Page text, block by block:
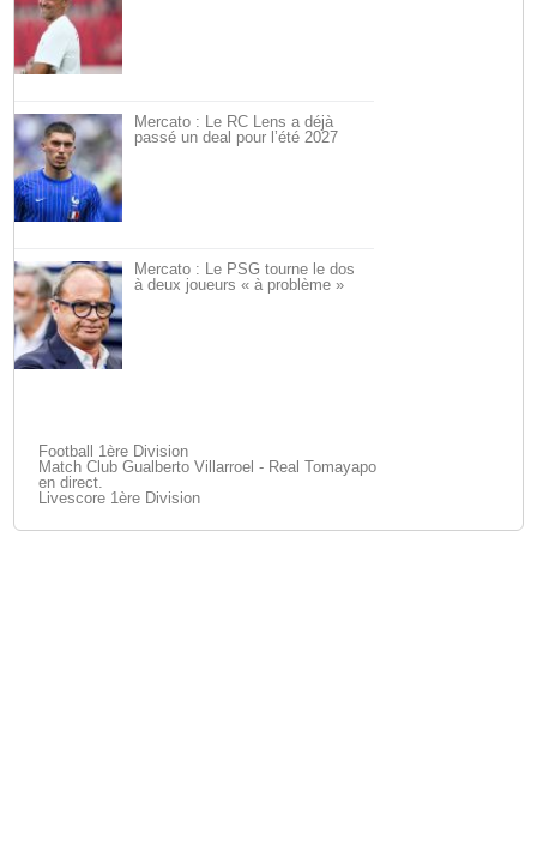
Mercato : Le RC Lens a déjà
passé un deal pour l’été 2027
Mercato : Le PSG tourne le dos
à deux joueurs « à problème »
Football 1ère Division
Match Club Gualberto Villarroel - Real Tomayapo
en direct.
Livescore 1ère Division